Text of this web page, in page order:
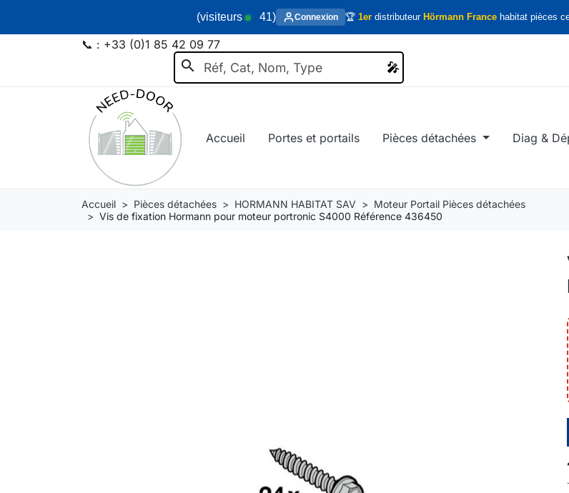
(visiteurs 41) Connexion 🏆 1er distributeur Hörmann France habitat pièces
search 🎤
🎤
📞 : +33 (0)1 85 42 09 77
Accueil Portes et portails Pièces détachées Diag &
Accueil Pièces détachées HORMANN HABITAT SAV
Moteur Portail Pièces détachées
Vis de fixation Hormann pour moteur portronic S4000 Référence 436450